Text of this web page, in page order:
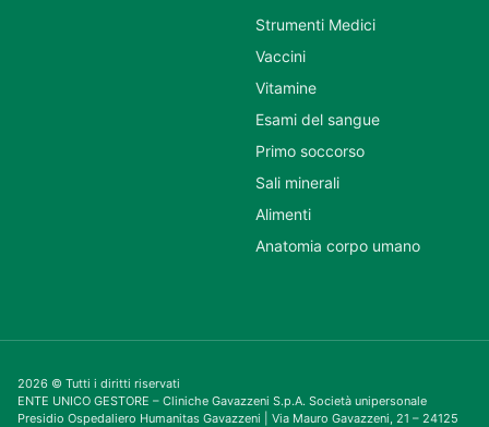
Strumenti Medici
Vaccini
Vitamine
Esami del sangue
Primo soccorso
Sali minerali
Alimenti
Anatomia corpo umano
2026 © Tutti i diritti riservati
ENTE UNICO GESTORE – Cliniche Gavazzeni S.p.A. Società unipersonale
Presidio Ospedaliero Humanitas Gavazzeni | Via Mauro Gavazzeni, 21 – 24125